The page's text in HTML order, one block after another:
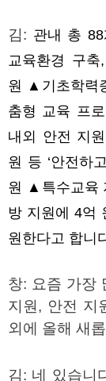
김: 관내 총88
교육환경 구축,
원 ▲ 기초학력
춤형 교육 프로
내외 안전 지원
원 등 ‘안전하
원 ▲ 특수교육
방 지원에 4억
원한다고 합니
창: 요즘 가장
지원, 안전 지
외에 올해 새
김: 네 있습니